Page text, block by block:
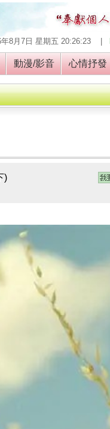
8月7日 星期五 20:26:24
動漫/影音 心情抒發
)